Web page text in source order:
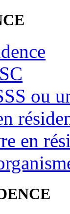
ou
en